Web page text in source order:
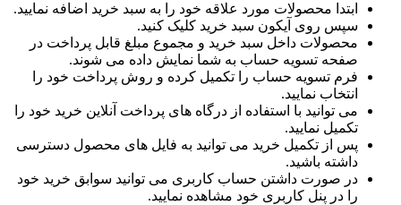
ابتدا محصولات مورد علاقه خود را به سبد خرید اضافه نمایید.
سپس روی آیکون سبد خرید کلیک کنید.
محصولات داخل سبد خرید و مجموع مبلغ قابل پرداخت در
صفحه تسویه حساب به شما نمایش داده می شوند.
فرم تسویه حساب را تکمیل کرده و روش پرداخت خود را
انتخاب نمایید.
می توانید با استفاده از درگاه های پرداخت آنلاین خرید خود را
تکمیل نمایید.
پس از تکمیل خرید می توانید به فایل های محصول دسترسی
داشته باشید.
در صورت داشتن حساب کاربری می توانید سوابق خرید خود
را در پنل کاربری خود مشاهده نمایید.